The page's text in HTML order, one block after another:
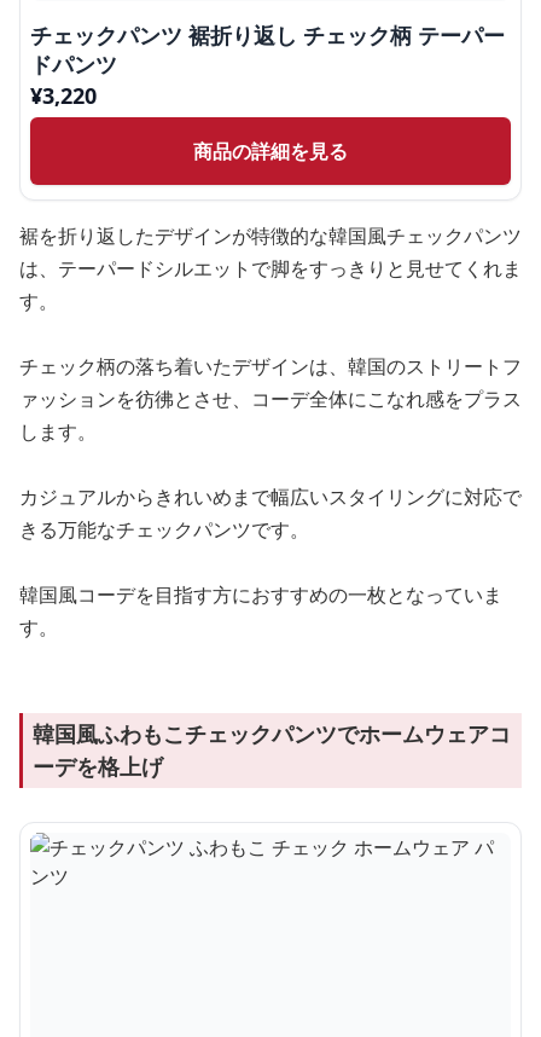
チェックパンツ 裾折り返し チェック柄 テーパー
ドパンツ
¥3,220
商品の詳細を見る
裾を折り返したデザインが特徴的な韓国風チェックパンツ
は、テーパードシルエットで脚をすっきりと見せてくれま
す。
チェック柄の落ち着いたデザインは、韓国のストリートフ
ァッションを彷彿とさせ、コーデ全体にこなれ感をプラス
します。
カジュアルからきれいめまで幅広いスタイリングに対応で
きる万能なチェックパンツです。
韓国風コーデを目指す方におすすめの一枚となっていま
す。
韓国風ふわもこチェックパンツでホームウェアコ
ーデを格上げ